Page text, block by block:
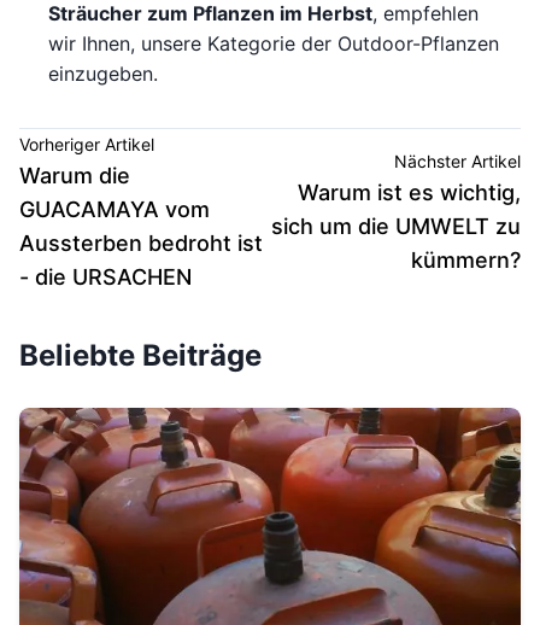
Sträucher zum Pflanzen im Herbst, empfehlen
wir Ihnen, unsere Kategorie der Outdoor-Pflanzen
einzugeben.
Vorheriger Artikel
Warum die
GUACAMAYA vom
Aussterben bedroht ist
- die URSACHEN
Nächster Artikel
Warum ist es wichtig,
sich um die UMWELT zu
kümmern?
Beliebte Beiträge